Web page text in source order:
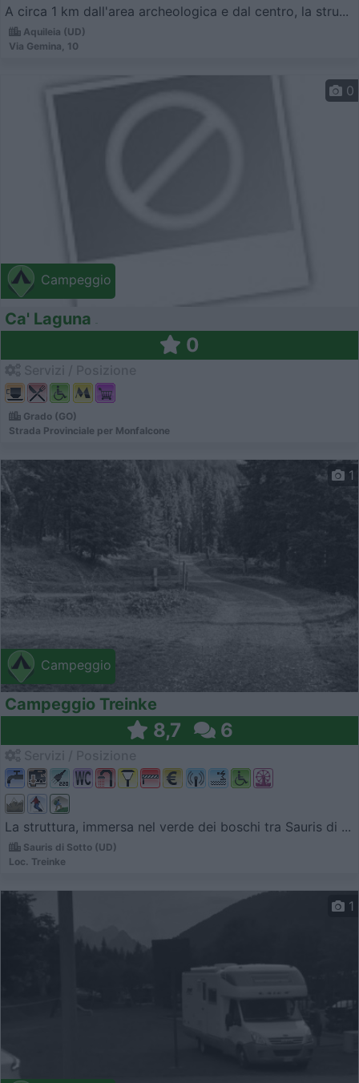
A circa 1 km dall'area archeologica e dal centro, la stru...
Aquileia (UD)
Via Gemina, 10
Campeggio
0
Ca' Laguna
0
Grado (GO)
Strada Provinciale per Monfalcone
Campeggio
1
Campeggio Treinke
8,7 6
La struttura, immersa nel verde dei boschi tra Sauris di ...
Sauris di Sotto (UD)
Loc. Treinke
1